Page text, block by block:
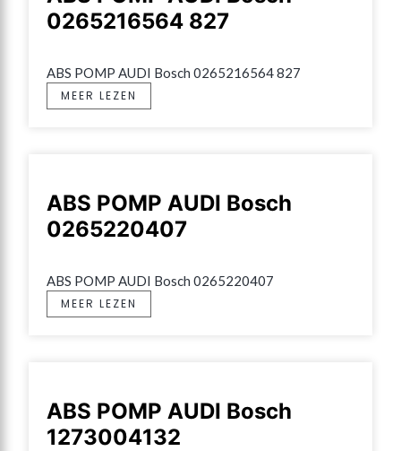
0265216564 827
ABS POMP AUDI Bosch 0265216564 827
MEER LEZEN
ABS POMP AUDI Bosch
0265220407
ABS POMP AUDI Bosch 0265220407
MEER LEZEN
ABS POMP AUDI Bosch
1273004132